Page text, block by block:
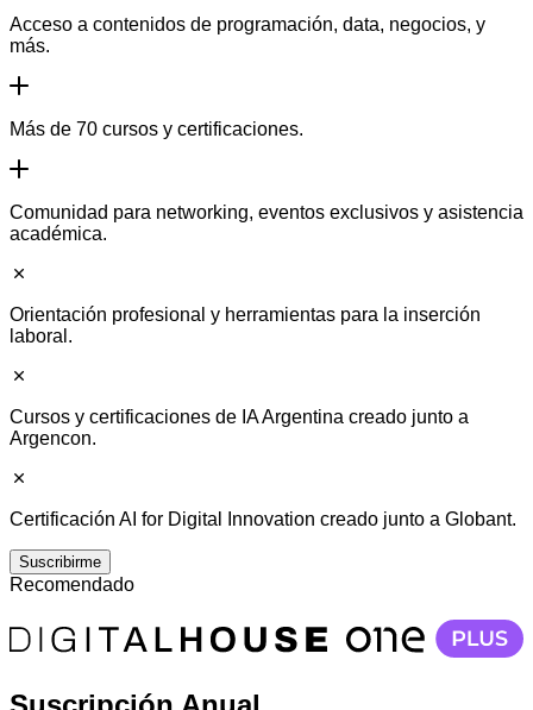
Acceso a contenidos de programación, data, negocios, y
más.
Más de 70 cursos y certificaciones.
Comunidad para networking, eventos exclusivos y asistencia
académica.
Orientación profesional y herramientas para la inserción
laboral.
Cursos y certificaciones de IA Argentina creado junto a
Argencon.
Certificación AI for Digital Innovation creado junto a Globant.
Suscribirme
Recomendado